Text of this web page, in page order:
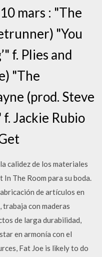
mars : "The
"You
f. Plies and
"The
(prod. Steve
Jackie Rubio
calidez de los materiales
In The Room para su boda.
de artículos en
con maderas
de larga durabilidad,
en armonía con el
Fat Joe is likely to do